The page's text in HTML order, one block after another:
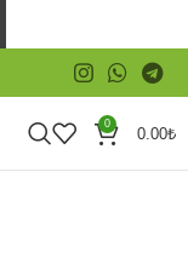
0
0.00₺